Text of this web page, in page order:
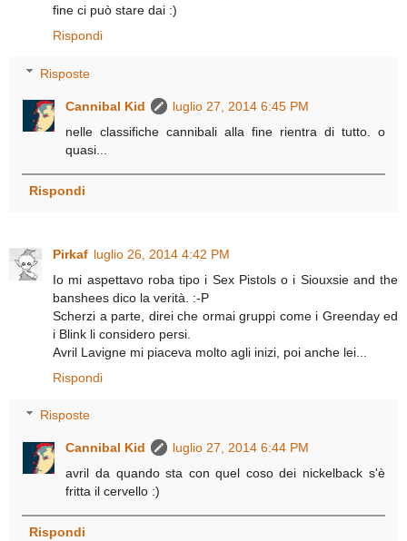
fine ci può stare dai :)
Rispondi
Risposte
Cannibal Kid
luglio 27, 2014 6:45 PM
nelle classifiche cannibali alla fine rientra di tutto. o
quasi...
Rispondi
Pirkaf luglio 26, 2014 4:42 PM
Io mi aspettavo roba tipo i Sex Pistols o i Siouxsie and the
banshees dico la verità. :-P
Scherzi a parte, direi che ormai gruppi come i Greenday ed
i Blink li considero persi.
Avril Lavigne mi piaceva molto agli inizi, poi anche lei...
Rispondi
Risposte
Cannibal Kid
luglio 27, 2014 6:44 PM
avril da quando sta con quel coso dei nickelback s'è
fritta il cervello :)
Rispondi